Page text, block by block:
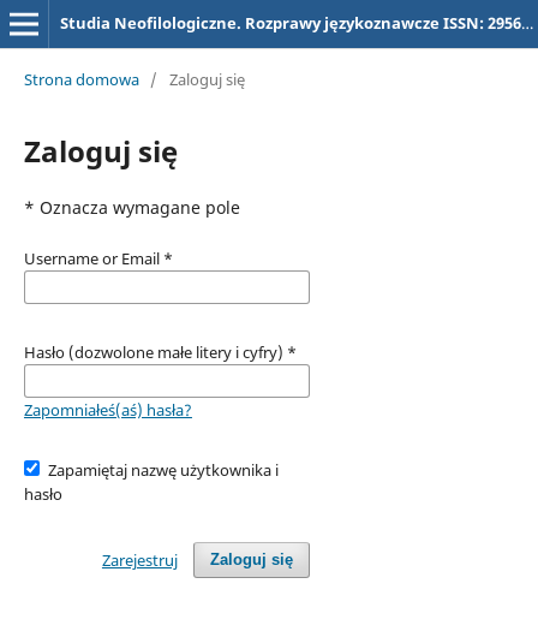
Studia Neofilologiczne. Rozprawy językoznawcze ISSN: 2956-5731, dawniej (dla tytułu "Studia Neofilologiczne) ISSN 2657-3032
Strona domowa / Zaloguj się
Zaloguj się
* Oznacza wymagane pole
Username or Email *
Hasło (dozwolone małe litery i cyfry) *
Zapomniałeś(aś) hasła?
Zapamiętaj nazwę użytkownika i
hasło
Zaloguj się
Zarejestruj